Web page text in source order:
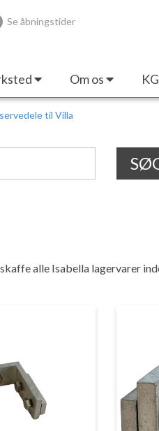
Se åbningstider
Om os
til Villa
alle Isabella lagervarer